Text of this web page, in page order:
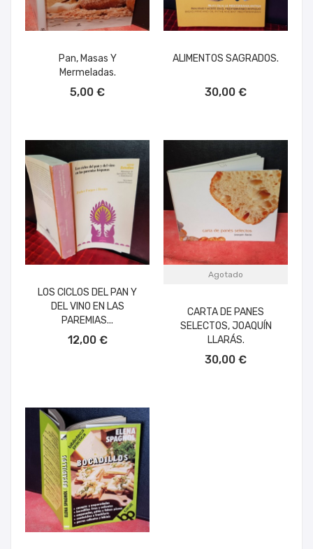
Pan, Masas Y
Mermeladas.
5,00 €
ALIMENTOS SAGRADOS.
30,00 €
LOS CICLOS DEL PAN Y
DEL VINO EN LAS
PAREMIAS...
12,00 €
Agotado
CARTA DE PANES
SELECTOS, JOAQUÍN
LLARÁS.
30,00 €